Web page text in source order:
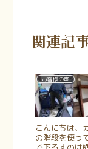
関連記
お客様の声
こんにちは、
の階段を使っ